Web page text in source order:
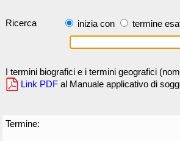
Ricerca inizia con termine
I termini biografici e i termini geografici
Link PDF al Manuale applicativo di
Termine: